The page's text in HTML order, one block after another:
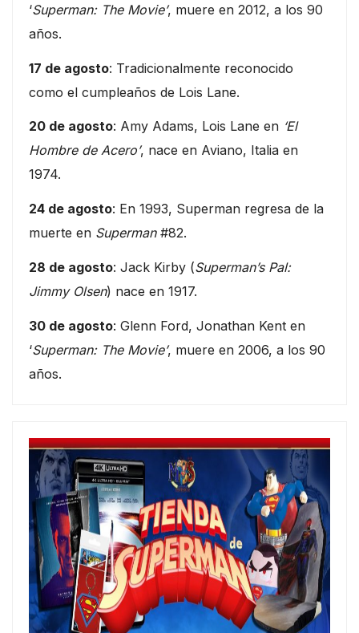
‘Superman: The Movie’, muere en 2012, a los 90
años.
17 de agosto: Tradicionalmente reconocido
como el cumpleaños de Lois Lane.
20 de agosto: Amy Adams, Lois Lane en ‘El
Hombre de Acero’, nace en Aviano, Italia en
1974.
24 de agosto: En 1993, Superman regresa de la
muerte en Superman#82.
28 de agosto: Jack Kirby (Superman’s Pal:
Jimmy Olsen) nace en 1917.
30 de agosto: Glenn Ford, Jonathan Kent en
‘Superman: The Movie’, muere en 2006, a los 90
años.